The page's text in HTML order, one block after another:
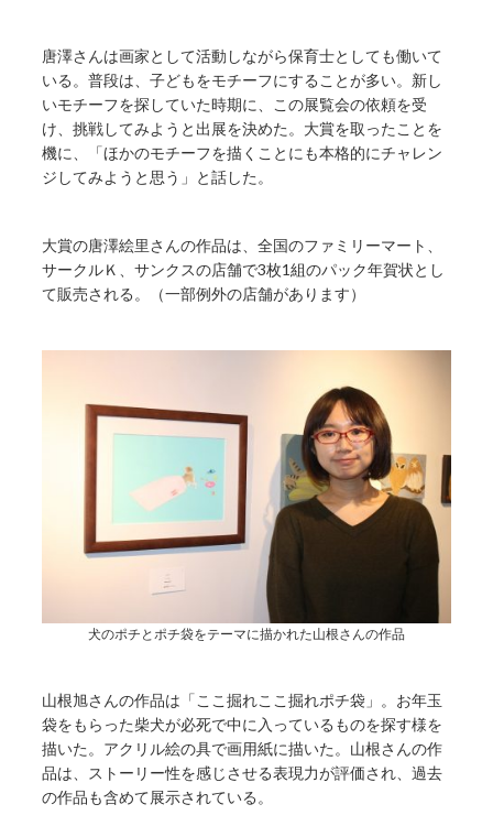
唐澤さんは画家として活動しながら保育士としても働いて
いる。普段は、子どもをモチーフにすることが多い。新し
いモチーフを探していた時期に、この展覧会の依頼を受
け、挑戦してみようと出展を決めた。大賞を取ったことを
機に、「ほかのモチーフを描くことにも本格的にチャレン
ジしてみようと思う」と話した。
大賞の唐澤絵里さんの作品は、全国のファミリーマート、
サークルＫ、サンクスの店舗で3枚1組のパック年賀状とし
て販売される。（一部例外の店舗があります）
犬のポチとポチ袋をテーマに描かれた山根さんの作品
山根旭さんの作品は「ここ掘れここ掘れポチ袋」。お年玉
袋をもらった柴犬が必死で中に入っているものを探す様を
描いた。アクリル絵の具で画用紙に描いた。山根さんの作
品は、ストーリー性を感じさせる表現力が評価され、過去
の作品も含めて展示されている。